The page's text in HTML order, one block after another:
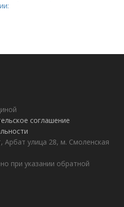
соглашение
улица 28, м. Смоленская
при указании обратной